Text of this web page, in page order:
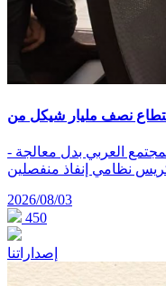
- مركز مساواة: الحكومة تعاقب المجتمع العربي بدل معالجة
نظامي إنفاذ منفصلين
2026/08/03
450
إصداراتنا